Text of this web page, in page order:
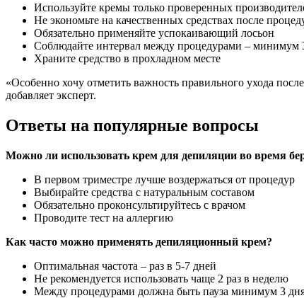
Используйте кремы только проверенных
Не экономьте на качественных средствах после
Обязательно применяйте успокаивающий лосьон
Соблюдайте интервал между процедурами – минимум
Храните средство в прохладном месте
«Особенно хочу отметить важность правильного ухода
добавляет эксперт.
Ответы на популярные вопросы
Можно ли использовать крем для депиляции во время
В первом триместре лучше воздержаться от процедур
Выбирайте средства с натуральным составом
Обязательно проконсультируйтесь с врачом
Проводите тест на аллергию
Как часто можно применять депиляционный крем?
Оптимальная частота – раз в 5-7 дней
Не рекомендуется использовать чаще 2 раз в неделю
Между процедурами должна быть пауза минимум 3